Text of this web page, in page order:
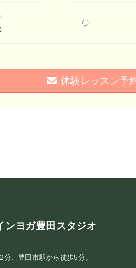
〇
体験レッスン予
ンヨガ豊田スタジオ
分、豊田市駅から徒歩5分。